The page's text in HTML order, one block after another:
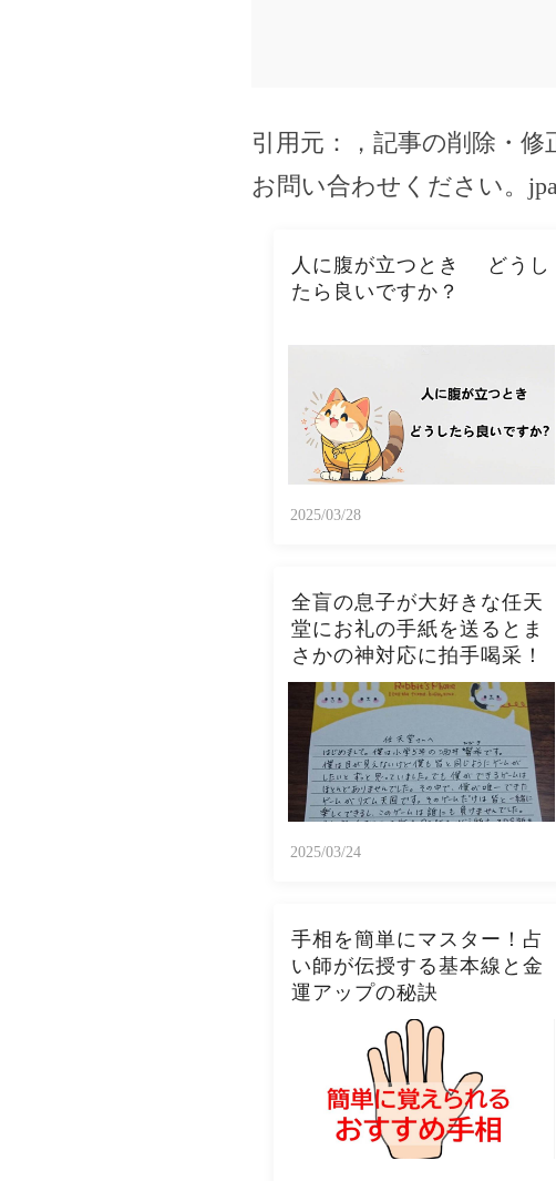
引用元：
，記事の削除・
お問い合わせください。
人に腹が立つとき どうし
たら良いですか？
2025/03/28
全盲の息子が大好きな任天
堂にお礼の手紙を送るとま
さかの神対応に拍手喝采！
2025/03/24
手相を簡単にマスター！占
い師が伝授する基本線と金
運アップの秘訣